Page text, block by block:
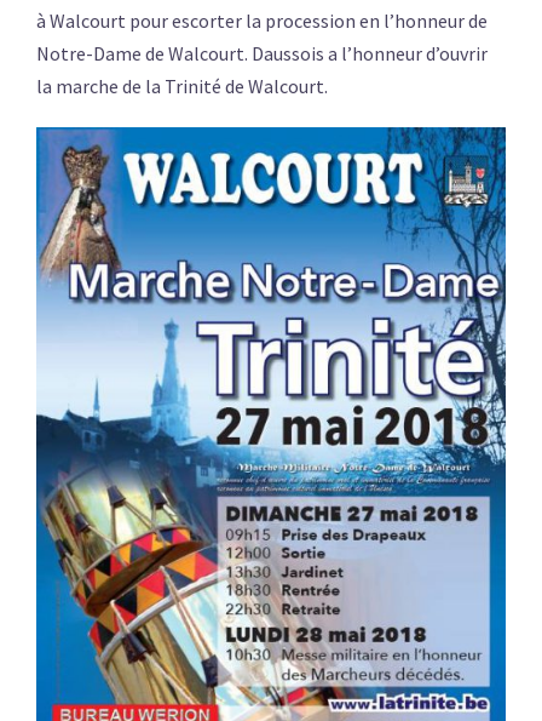
à Walcourt pour escorter la procession en l’honneur de
Notre-Dame de Walcourt. Daussois a l’honneur d’ouvrir
la marche de la Trinité de Walcourt.